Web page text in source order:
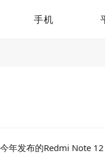
手机
年发布的Redmi Note